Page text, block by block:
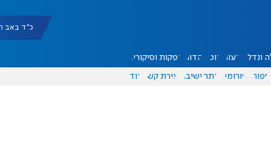
כ"ד באב תשפ"ו
ונדל"ן דעות אוכל יהדות הפקות וסיקורים
ספורט פורומים אתר ישיבה יצירת קשר עוד